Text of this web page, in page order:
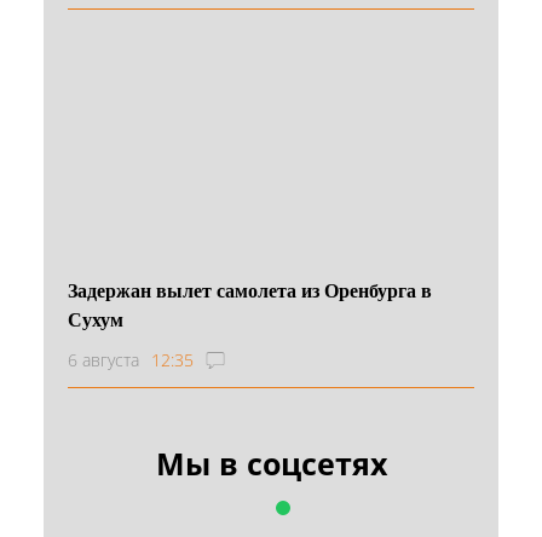
Задержан вылет самолета из Оренбурга в
Сухум
6 августа 12:35
Мы в соцсетях